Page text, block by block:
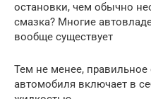
остановки, чем обычно
смазка? Многие
вообще существует
Тем не менее,
автомобиля включает в